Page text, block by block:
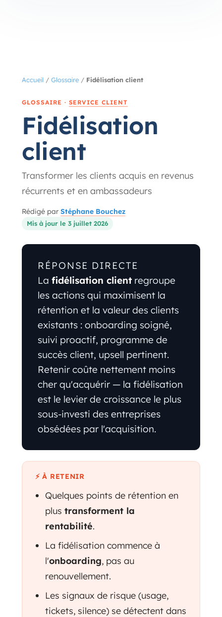
Accueil / Glossaire / Fidélisation client
GLOSSAIRE · SERVICE CLIENT
Fidélisation
client
Transformer les clients acquis en revenus
récurrents et en ambassadeurs
Rédigé par Stéphane Bouchez
Mis à jour le 3 juillet 2026
RÉPONSE DIRECTE
La fidélisation client regroupe
les actions qui maximisent la
rétention et la valeur des clients
existants : onboarding soigné,
suivi proactif, programme de
succès client, upsell pertinent.
Retenir coûte nettement moins
cher qu'acquérir — la fidélisation
est le levier de croissance le plus
sous-investi des entreprises
obsédées par l'acquisition.
⚡ À RETENIR
Quelques points de rétention en
plus transforment la
rentabilité.
La fidélisation commence à
l'onboarding, pas au
renouvellement.
Les signaux de risque (usage,
tickets, silence) se détectent dans